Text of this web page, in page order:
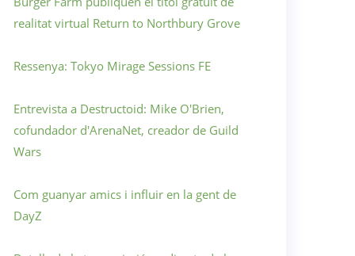
realitat virtual Return to Northbury Grove
Ressenya: Tokyo Mirage Sessions FE
Entrevista a Destructoid: Mike O'Brien,
cofundador d'ArenaNet, creador de Guild
Wars
Com guanyar amics i influir en la gent de
DayZ